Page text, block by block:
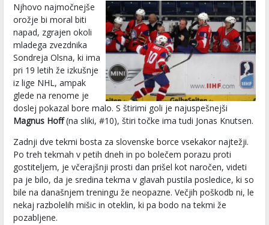
Njhovo najmočnejše
orožje bi moral biti
napad, zgrajen okoli
mladega zvezdnika
Sondreja Olsna, ki ima
pri 19 letih že izkušnje
iz lige NHL, ampak
glede na renome je
doslej pokazal bore malo. S štirimi goli je najuspešnejši
Magnus Hoff(na sliki, #10), štiri točke ima tudi Jonas Knutsen.
Zadnji dve tekmi bosta za slovenske borce vsekakor najtežji.
Po treh tekmah v petih dneh in po bolečem porazu proti
gostiteljem, je včerajšnji prosti dan prišel kot naročen, videti
pa je bilo, da je sredina tekma v glavah pustila posledice, ki so
bile na današnjem treningu že neopazne. Večjih poškodb ni, le
nekaj razbolelih mišic in oteklin, ki pa bodo na tekmi že
pozabljene.